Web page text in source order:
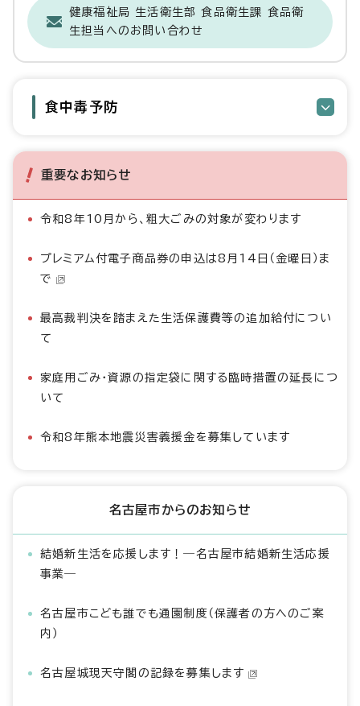
健康福祉局 生活衛生部 食品衛生課 食品衛
生担当へのお問い合わせ
食中毒予防
重要なお知らせ
令和8年10月から、粗大ごみの対象が変わります
プレミアム付電子商品券の申込は8月14日（金曜日）ま
で
最高裁判決を踏まえた生活保護費等の追加給付につい
て
家庭用ごみ・資源の指定袋に関する臨時措置の延長につ
いて
令和8年熊本地震災害義援金を募集しています
名古屋市からのお知らせ
結婚新生活を応援します！―名古屋市結婚新生活応援
事業―
名古屋市こども誰でも通園制度（保護者の方へのご案
内）
名古屋城現天守閣の記録を募集します